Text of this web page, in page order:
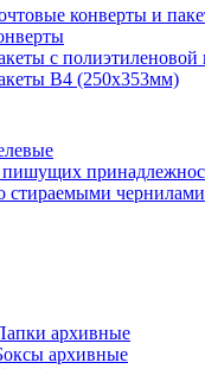
конверты и
с
В4 (250х353мм)
стираемыми чернилами
архивные
архивные